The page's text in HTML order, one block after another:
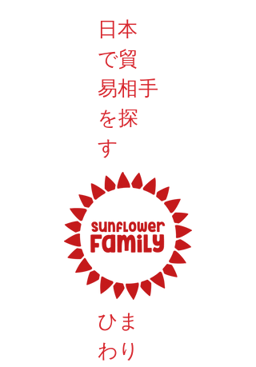
​日本
で貿
易相手
を探
す
ひま
わり